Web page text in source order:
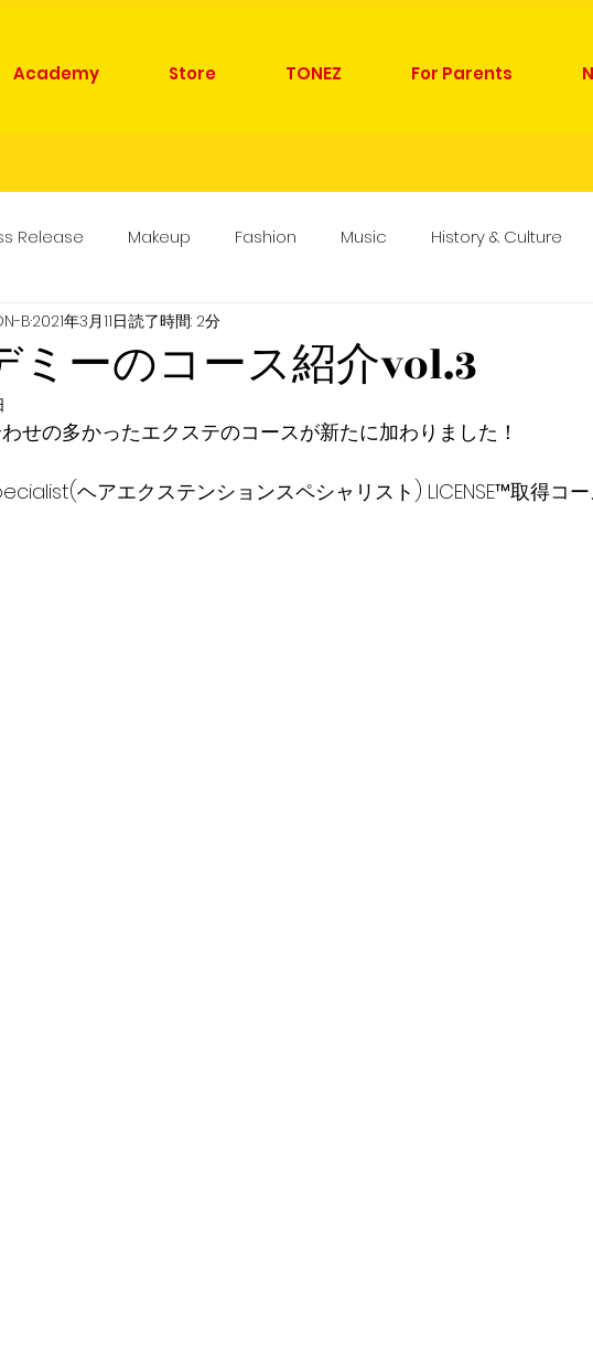
Academy Store TONEZ For Parents
Release Makeup Fashion Music History & Culture
Movie Natural Hair, Skin & Body Care
ミーのコース紹介vol.3
B2021年3月11日読了時間: 2分
せの多かったエクステのコースが新たに加わりました！
ヘアエクステンションスペシャリスト) LICENSE™️取得コー